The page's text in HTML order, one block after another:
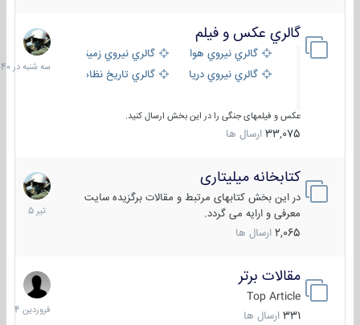
گالري عكس و فيلم
گالري نيروي هوايي
گالري نيروي زميني
گالري نيروي دريايي
گالري تاریخ نظامی
عکس و فیلمهای جنگی را در این بخش ارسال کنید.
33,075 ارسال ها
سه
شنبه
در
کتابخانه میلیتاری
در این بخش کتابهای مرتبط و مقالات برگزیده سایت
معرفی و ارایه می گردد.
2,065 ارسال ها
16
تیر
1405
مقالات برتر
Top Article
331 ارسال ها
29
فروردین
1404